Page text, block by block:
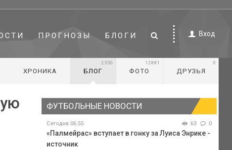
ПРОГНОЗЫ БЛОГИ Вход
ХРОНИКА БЛОГ
2550
ФОТО
12881
ДРУЗЬЯ
0
ФУТБОЛЬНЫЕ НОВОСТИ
Сегодня 06:55 63 0
«Палмейрас» вступает в гонку за Луиса Энрике -
источник